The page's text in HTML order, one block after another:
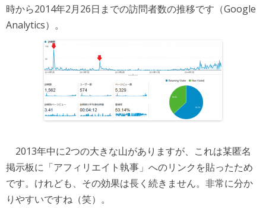
時から2014年2月26日までの訪問者数の推移です（Google
Analytics）。
2013年中に2つの大きな山がありますが、これは某匿名
掲示板に「アフィリエイト執事」へのリンクを貼ったため
です。けれども、その効果は長く続きません。非常に分か
りやすいですね（笑）。